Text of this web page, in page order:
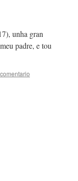
unha gran
padre, e tou